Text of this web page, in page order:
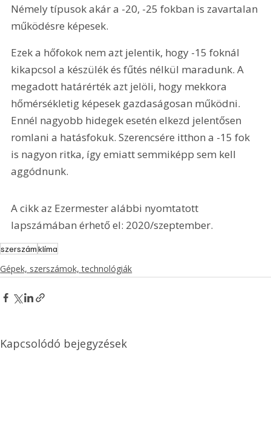
Némely típusok akár a -20, -25 fokban is zavartalan
működésre képesek.
Ezek a hőfokok nem azt jelentik, hogy -15 foknál
kikapcsol a készülék és fűtés nélkül maradunk. A
megadott határérték azt jelöli, hogy mekkora
hőmérsékletig képesek gazdaságosan működni.
Ennél nagyobb hidegek esetén elkezd jelentősen
romlani a hatásfokuk. Szerencsére itthon a -15 fok
is nagyon ritka, így emiatt semmiképp sem kell
aggódnunk.
A cikk az Ezermester alábbi nyomtatott
lapszámában érhető el: 2020/szeptember.
szerszámklíma
Gépek, szerszámok, technológiák
Kapcsolódó bejegyzések